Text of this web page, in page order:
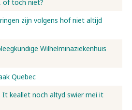
of toch niet?
zijn volgens hof niet altijd
Wilhelminaziekenhuis
Quebec
It keallet noch altyd swier mei it